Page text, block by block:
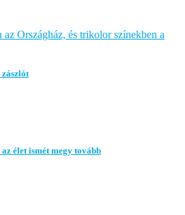
élet ismét megy tovább